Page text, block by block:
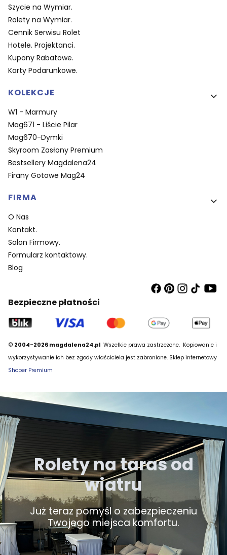
Szycie na Wymiar.
Rolety na Wymiar.
Cennik Serwisu Rolet
Hotele. Projektanci.
Kupony Rabatowe.
Karty Podarunkowe.
KOLEKCJE
W1 - Marmury
Mag671 - Liście Pilar
Mag670-Dymki
Skyroom Zasłony Premium
Bestsellery Magdalena24
Firany Gotowe Mag24
FIRMA
O Nas
Kontakt.
Salon Firmowy.
Formularz kontaktowy.
Blog
Bezpieczne płatności
© 2004-2026 magdalena24.pl Wszelkie prawa zastrzeżone. Kopiowanie i
wykorzystywanie ich bez zgody właściciela jest zabronione. Sklep internetowy
Shoper Premium
Rolety na taras od
wiatru
Już teraz pomyśl o zabezpieczeniu
Twojego miejsca komfortu.